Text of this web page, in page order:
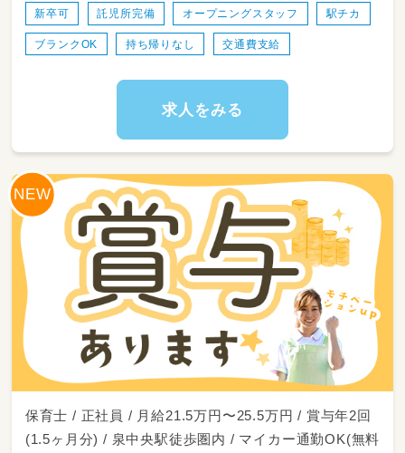
15：30～支援時間
17：00～ご自宅まで送迎
18：15～片づけ、終礼、記録などの業務
◎一日利用
8：45～朝礼・申し送り・受入れ準備
10：00～日中活動
13：00～日中活動
16：00～ご自宅まで送迎
17：15～片づけ、終礼、記録などの業務
新卒可 託児所完備 オープニングスタッフ 駅チカ
ブランクOK 持ち帰りなし 交通費支給
求人をみる
保育士 / 正社員 / 月給21.5万円〜25.5万円 / 賞与年2回
(1.5ヶ月分) / 泉中央駅徒歩圏内 / マイカー通勤OK(無料